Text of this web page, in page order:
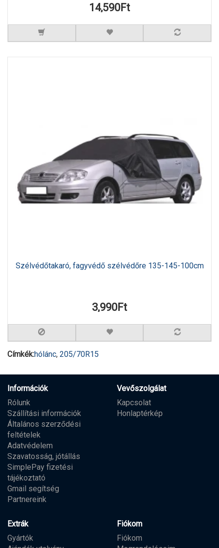
14,590Ft
Szélvédőtakaró, fagyvédő szélvédőre 135-145-100cm
3,990Ft
Címkék:hólánc, 205/70R15
Információk
Rólunk
Szállítási információk
Általános szerződési
feltételek
Adatvédelem
Szavatosság, jótállás
SimplePay fizetési
tájékoztató
Gmail segítség
Partnereink
Vevőszolgálat
Kapcsolat
Honlaptérkép
Extrák
Gyártók
Fiókom
Fiókom